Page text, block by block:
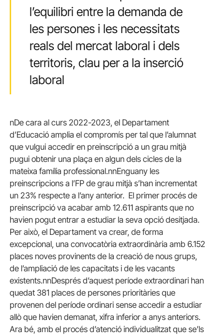
l’equilibri entre la demanda de
les persones i les necessitats
reals del mercat laboral i dels
territoris, clau per a la inserció
laboral
nDe cara al curs 2022-2023, el Departament
d’Educació amplia el compromís per tal que l’alumnat
que vulgui accedir en preinscripció a un grau mitjà
pugui obtenir una plaça en algun dels cicles de la
mateixa família professional.nnEnguany les
preinscripcions a l’FP de grau mitjà s’han incrementat
un 23% respecte a l’any anterior. El primer procés de
preinscripció va acabar amb 12.611 aspirants que no
havien pogut entrar a estudiar la seva opció desitjada.
Per això, el Departament va crear, de forma
excepcional, una convocatòria extraordinària amb 6.152
places noves provinents de la creació de nous grups,
de l’ampliació de les capacitats i de les vacants
existents.nnDesprés d’aquest període extraordinari han
quedat 381 places de persones prioritàries que
provenen del període ordinari sense accedir a estudiar
allò que havien demanat, xifra inferior a anys anteriors.
Ara bé, amb el procés d’atenció individualitzat que se’ls